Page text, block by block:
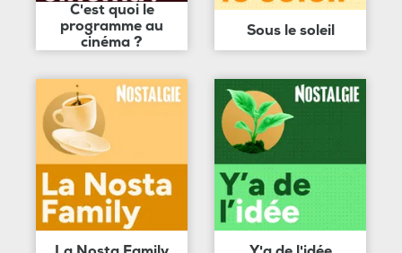
C'est quoi le
programme au
cinéma ?
Sous le soleil